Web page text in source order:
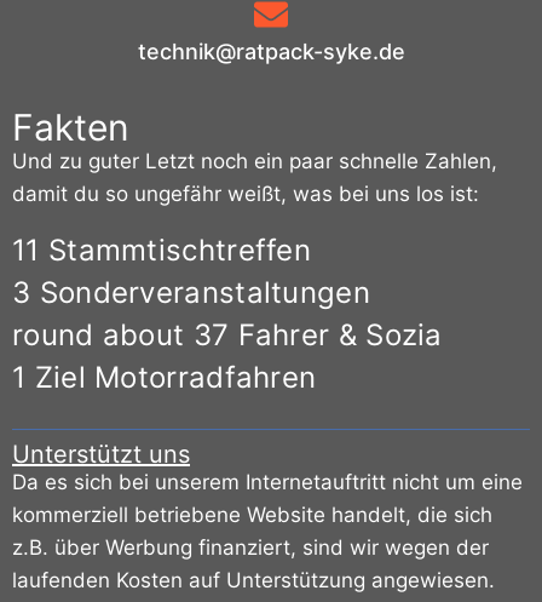
technik@ratpack-syke.de
Fakten
Und zu guter Letzt noch ein paar schnelle Zahlen,
damit du so ungefähr weißt, was bei uns los ist:
11 Stammtischtreffen
3 Sonderveranstaltungen
round about 37 Fahrer & Sozia
1 Ziel Motorradfahren
Unterstützt uns
Da es sich bei unserem Internetauftritt nicht um eine
kommerziell betriebene Website handelt, die sich
z.B. über Werbung finanziert, sind wir wegen der
laufenden Kosten auf Unterstützung angewiesen.